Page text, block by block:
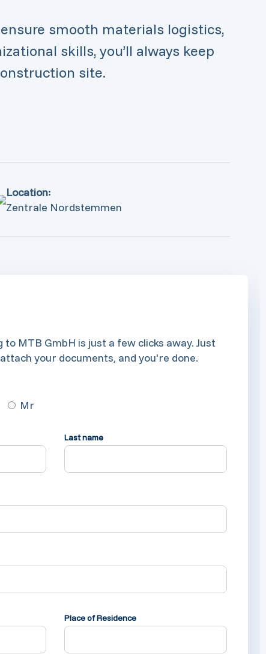
smooth materials logistics,
skills, you’ll always keep
site.
Location:
Zentrale Nordstemmen
to MTB GmbH is just a few clicks away. Just
your documents, and you're done.
Mr
Last name
Place of Residence